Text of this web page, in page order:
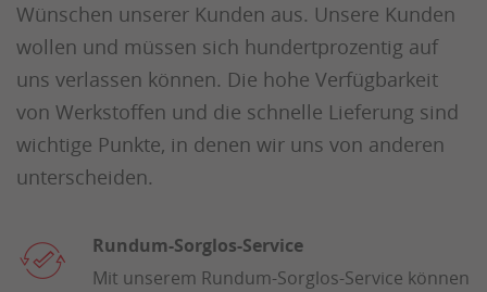
Wünschen unserer Kunden aus. Unsere Kunden
wollen und müssen sich hundertprozentig auf
uns verlassen können. Die hohe Verfügbarkeit
von Werkstoffen und die schnelle Lieferung sind
wichtige Punkte, in denen wir uns von anderen
unterscheiden.
Rundum-Sorglos-Service
Mit unserem Rundum-Sorglos-Service können